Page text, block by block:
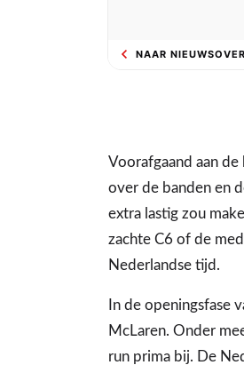
NAAR
Voorafgaand aan
over de banden en
extra lastig zou
zachte C6 of de
Nederlandse tijd.
In de openingsfase
McLaren. Onder
run prima bij. De